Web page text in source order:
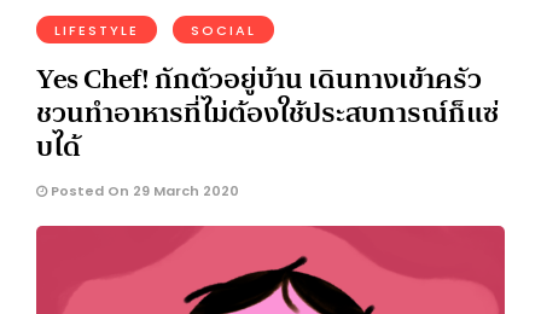
LIFESTYLE SOCIAL
Yes Chef! กักตัวอยู่บ้าน เดินทางเข้าครัว
ชวนทำอาหารที่ไม่ต้องใช้ประสบการณ์ก็แซ่
บได้
Posted On 29 March 2020